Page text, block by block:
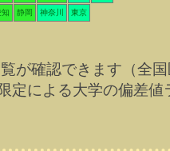
知 静岡 神奈川 東京
確認できます（全
による大学の偏差値